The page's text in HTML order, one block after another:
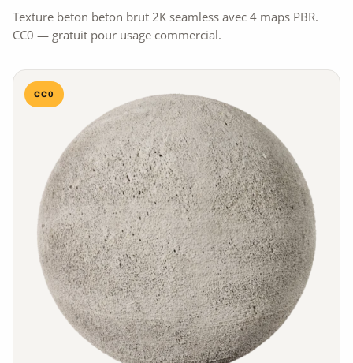
Texture beton beton brut 2K seamless avec 4 maps PBR.
CC0 — gratuit pour usage commercial.
CC0